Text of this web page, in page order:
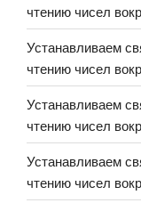
чтению чисел
Устанавливаем
чтению чисел
Устанавливаем
чтению чисел
Устанавливаем
чтению чисел